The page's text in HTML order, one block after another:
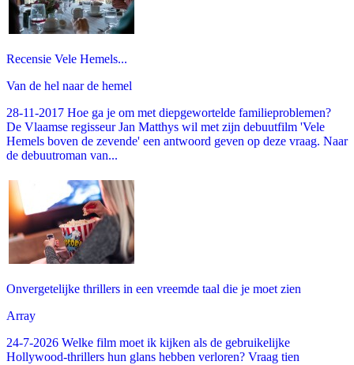
Recensie Vele Hemels...
Van de hel naar de hemel
28-11-2017 Hoe ga je om met diepgewortelde familieproblemen?
De Vlaamse regisseur Jan Matthys wil met zijn debuutfilm 'Vele
Hemels boven de zevende' een antwoord geven op deze vraag. Naar
de debuutroman van...
Onvergetelijke thrillers in een vreemde taal die je moet zien
Array
24-7-2026 Welke film moet ik kijken als de gebruikelijke
Hollywood-thrillers hun glans hebben verloren? Vraag tien